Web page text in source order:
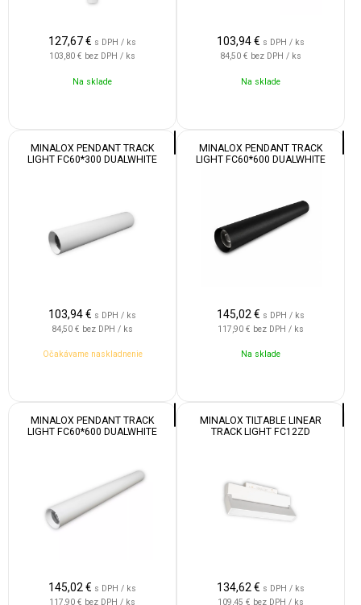
127,67€ s DPH / ks
103,80 € bez DPH / ks
Na sklade
103,94€ s DPH / ks
84,50 € bez DPH / ks
Na sklade
MINALOX PENDANT TRACK
LIGHT FC60*300 DUALWHITE
103,94€ s DPH / ks
84,50 € bez DPH / ks
Očakávame naskladnenie
MINALOX PENDANT TRACK
LIGHT FC60*600 DUALWHITE
145,02 € s DPH / ks
117,90 € bez DPH / ks
Na sklade
MINALOX PENDANT TRACK
LIGHT FC60*600 DUALWHITE
145,02 € s DPH / ks
117,90 € bez DPH / ks
MINALOX TILTABLE LINEAR
TRACK LIGHT FC12ZD
134,62 € s DPH / ks
109,45 € bez DPH / ks